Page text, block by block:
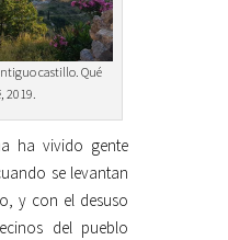
castillo. Qué
2019.
ha vivido gente
se levantan
y con el desuso
del pueblo